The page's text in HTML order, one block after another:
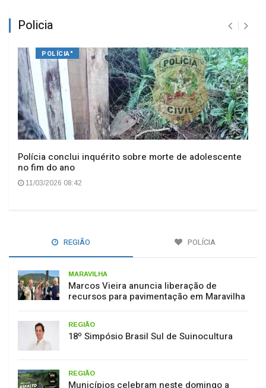
Policia
POLÍCIA"
Polícia conclui inquérito sobre morte de adolescente
no fim do ano
11/03/2026 08:42
REGIÃO POLÍCIA
MARAVILHA
Marcos Vieira anuncia liberação de
recursos para pavimentação em Maravilha
REGIÃO
18º Simpósio Brasil Sul de Suinocultura
REGIÃO
Municípios celebram neste domingo a